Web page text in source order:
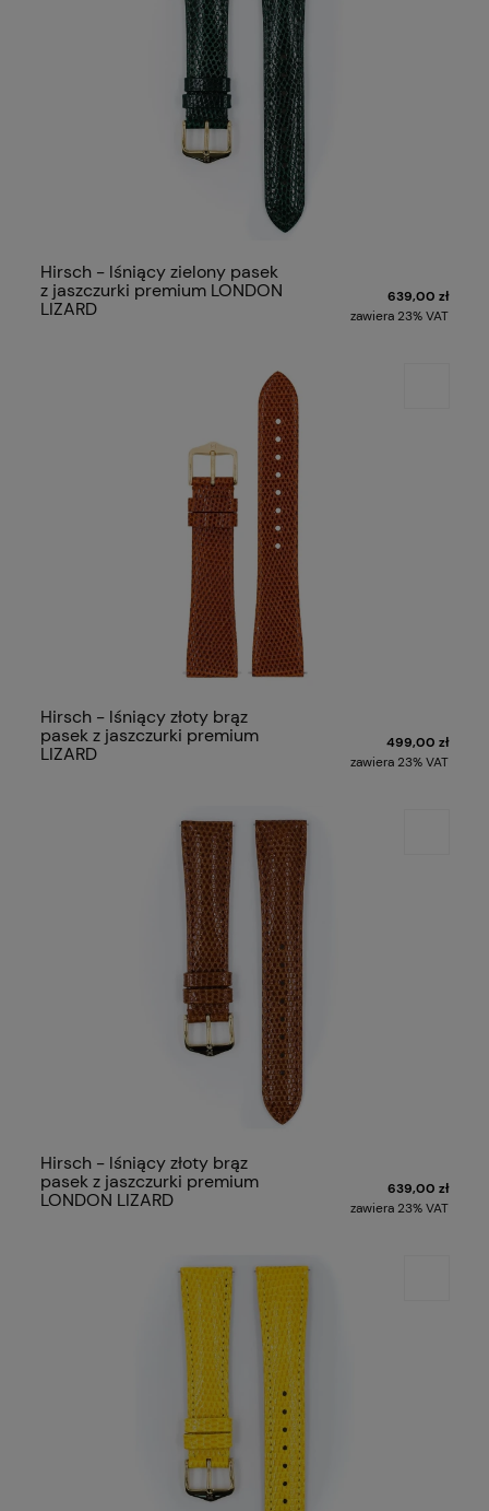
Hirsch - lśniący zielony pasek
z jaszczurki premium LONDON
LIZARD
639,00 zł
zawiera 23% VAT
Hirsch - lśniący złoty brąz
pasek z jaszczurki premium
LIZARD
499,00 zł
zawiera 23% VAT
Hirsch - lśniący złoty brąz
pasek z jaszczurki premium
LONDON LIZARD
639,00 zł
zawiera 23% VAT